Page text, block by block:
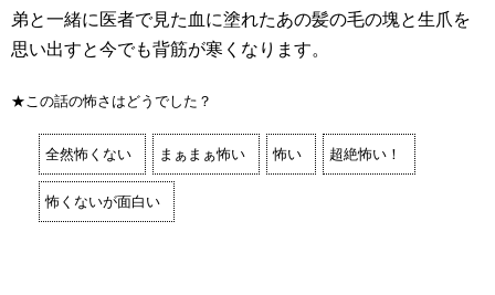
弟と一緒に医者で見た血に塗れたあの髪の毛の塊と生爪を
思い出すと今でも背筋が寒くなります。
★この話の怖さはどうでした？
全然怖くない まぁまぁ怖い 怖い 超絶怖い！
怖くないが面白い